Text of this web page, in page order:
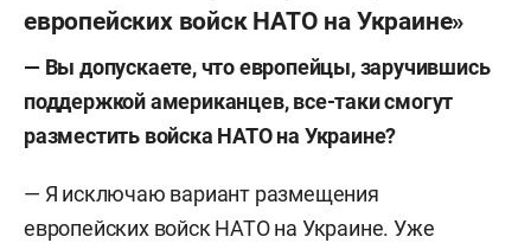
европейских войск НАТО на Украине»
— Вы допускаете, что европейцы, заручившись
поддержкой американцев, все-таки смогут
разместить войска НАТО на Украине?
— Я исключаю вариант размещения
европейских войск НАТО на Украине. Уже